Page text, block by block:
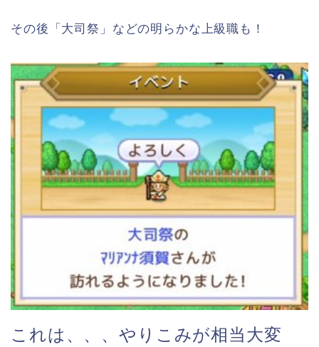
その後「大司祭」などの明らかな上級職も！
これは、、、やりこみが相当大変